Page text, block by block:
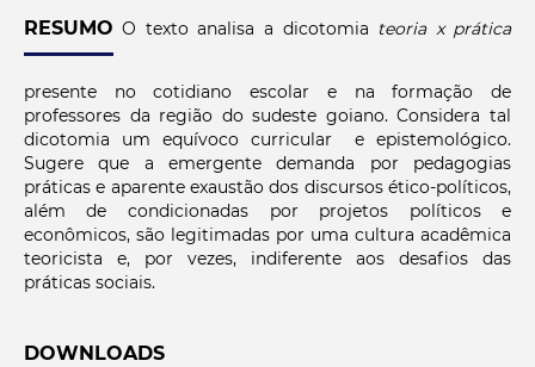
RESUMO O texto analisa a dicotomia teoria x prática
presente no cotidiano escolar e na formação de
professores da região do sudeste goiano. Considera tal
dicotomia um equívoco curricular e epistemológico.
Sugere que a emergente demanda por pedagogias
práticas e aparente exaustão dos discursos ético-políticos,
além de condicionadas por projetos políticos e
econômicos, são legitimadas por uma cultura acadêmica
teoricista e, por vezes, indiferente aos desafios das
práticas sociais.
DOWNLOADS